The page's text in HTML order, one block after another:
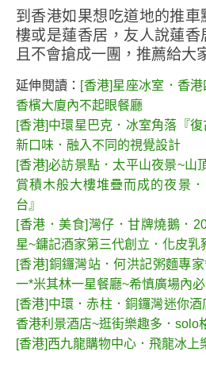
到香港如果想吃道地的推
樓或是蓮香居，友人說蓮
且不會搶成一團，推薦給大
延伸閱讀： [香港]星座冰室．香
香檳大廈內不起眼餐廳
[香港]中環星巴克．冰室角落『
新口味．融入不同的視覺設計
[香港]必訪景點．太平山夜景~山
賞積木般大樓堆疊而成的夜景
台』
[香港．美食]灣仔．甘牌燒鵝．
星~鏞記酒家第三代創立．化皮乳
[香港]銅鑼灣站．何洪記粥麵專
一*米其林一星餐廳~希慎廣場內
[香港]中環．赤柱．銅鑼灣迷你酒
香港利景酒店~逛街樂趣多．solo
[香港]西九龍購物中心．飛龍冰上